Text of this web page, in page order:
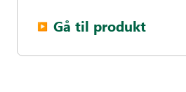
▶︎ Gå til produkt